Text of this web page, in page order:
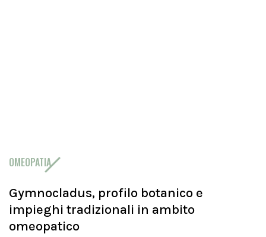
OMEOPATIA
Gymnocladus, profilo botanico e
impieghi tradizionali in ambito
omeopatico